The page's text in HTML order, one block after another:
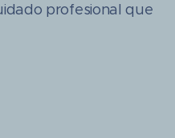
profesional que